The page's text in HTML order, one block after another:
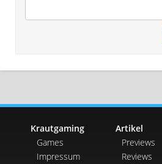
Krautgaming
Games
Impressum
Artikel
Previews
Reviews